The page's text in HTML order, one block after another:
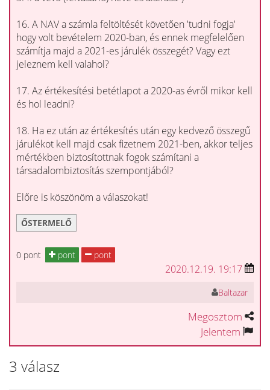
16. A NAV a számla feltöltését követően 'tudni fogja'
hogy volt bevételem 2020-ban, és ennek megfelelően
számítja majd a 2021-es járulék összegét? Vagy ezt
jeleznem kell valahol?
17. Az értékesítési betétlapot a 2020-as évről mikor kell
és hol leadni?
18. Ha ez után az értékesítés után egy kedvező összegű
járulékot kell majd csak fizetnem 2021-ben, akkor teljes
mértékben biztosítottnak fogok számítani a
társadalombiztosítás szempontjából?
Előre is köszönöm a válaszokat!
ŐSTERMELŐ
0 pont pont pont
2020.12.19. 19:17
Baltazar
Megosztom
Jelentem
3 válasz